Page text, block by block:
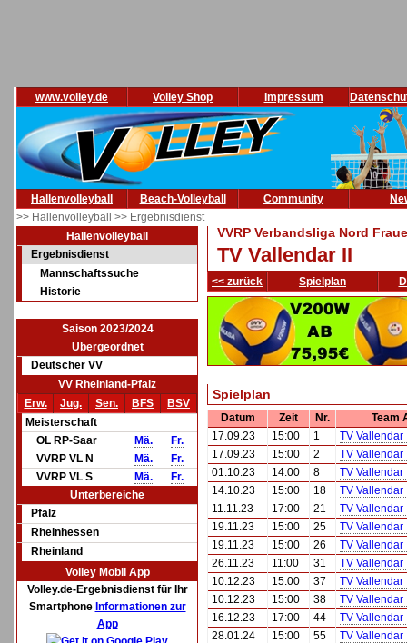
www.volley.de Volley Shop Impressum
Hallenvolleyball Beach-Volleyball Community
>> Hallenvolleyball >> Ergebnisdienst
Hallenvolleyball
Ergebnisdienst
Mannschaftssuche
Historie
Saison 2023/2024
Übergeordnet
Deutscher VV
VV Rheinland-Pfalz
Erw.
Jug. Sen. BFS
BSV
Meisterschaft
OL RP-Saar
Mä.
Fr.
VVRP VL N
Mä.
Fr.
VVRP VL S
Mä.
Fr.
Unterbereiche
Pfalz
Rheinhessen
Rheinland
Volley Mobil App
Volley.de-Ergebnisdienst für Ihr
Smartphone Informationen zur
App
VVRP Verbandsliga Nord
TV Vallendar II
<< zurück Spielplan
Spielplan
Datum Zeit Nr.
Team
17.09.23
15:00 1
TV Vallendar
17.09.23
15:00 2
TV Vallendar
01.10.23
14:00 8
TV Vallendar
14.10.23
15:00 18
TV Vallendar
11.11.23
17:00 21
TV Vallendar
19.11.23
15:00 25
TV Vallendar
19.11.23
15:00 26
TV Vallendar
26.11.23
11:00 31
TV Vallendar
10.12.23
15:00 37
TV Vallendar
10.12.23
15:00 38
TV Vallendar
16.12.23
17:00 44
TV Vallendar
28.01.24
15:00 55
TV Vallendar